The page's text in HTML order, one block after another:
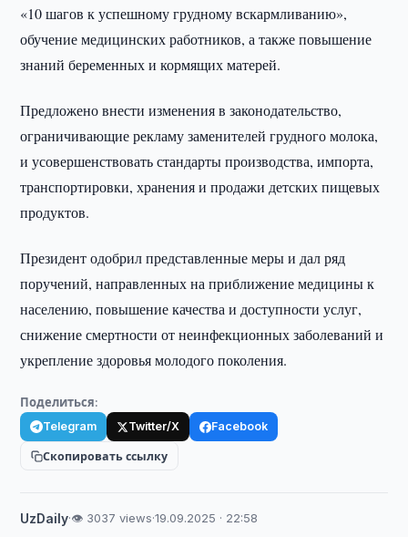
«10 шагов к успешному грудному вскармливанию»,
обучение медицинских работников, а также повышение
знаний беременных и кормящих матерей.
Предложено внести изменения в законодательство,
ограничивающие рекламу заменителей грудного молока,
и усовершенствовать стандарты производства, импорта,
транспортировки, хранения и продажи детских пищевых
продуктов.
Президент одобрил представленные меры и дал ряд
поручений, направленных на приближение медицины к
населению, повышение качества и доступности услуг,
снижение смертности от неинфекционных заболеваний и
укрепление здоровья молодого поколения.
Поделиться:
Telegram Twitter/X Facebook
Скопировать ссылку
UzDaily·👁 3037 views·19.09.2025 · 22:58